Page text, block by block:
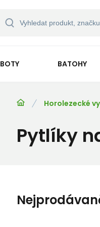
BOTY BATOHY
Horolezecké
Pytlíky